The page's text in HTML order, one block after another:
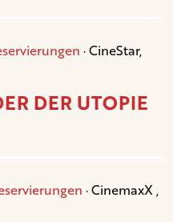
· CineStar,
DER UTOPIE
· CinemaxX ,